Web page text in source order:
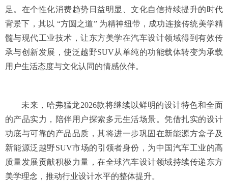
足。在个性化消费趋势日益明显、文化自信持续提升的时代
背景下，其以 “方圆之道” 为精神纽带，成功连接传统美学精
髓与现代工业技术，让东方美学在汽车设计领域得到有效传
承与创新发展，使泛越野SUV从单纯的功能载体转变为承载
用户生活态度与文化认同的情感伙伴。
未来，哈弗猛龙2026款将继续以鲜明的设计特色和全面
的产品实力，陪伴用户探索多元生活场景。凭借扎实的设计
功底与可靠的产品品质，其将进一步巩固在新能源方盒子及
新能源泛越野SUV市场的引领者身份，为中国汽车工业的高
质量发展贡献积极力量，在全球汽车设计领域持续传递东方
美学理念，推动行业设计水平的整体提升。